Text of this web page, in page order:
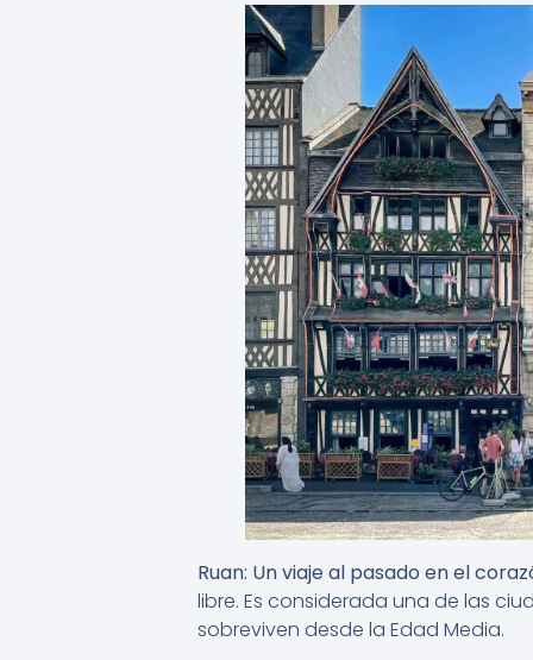
Ruan: Un viaje al pasado en el
libre. Es considerada una de las
sobreviven desde la Edad Media.